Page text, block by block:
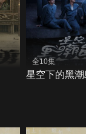
全10集
星空下的黑